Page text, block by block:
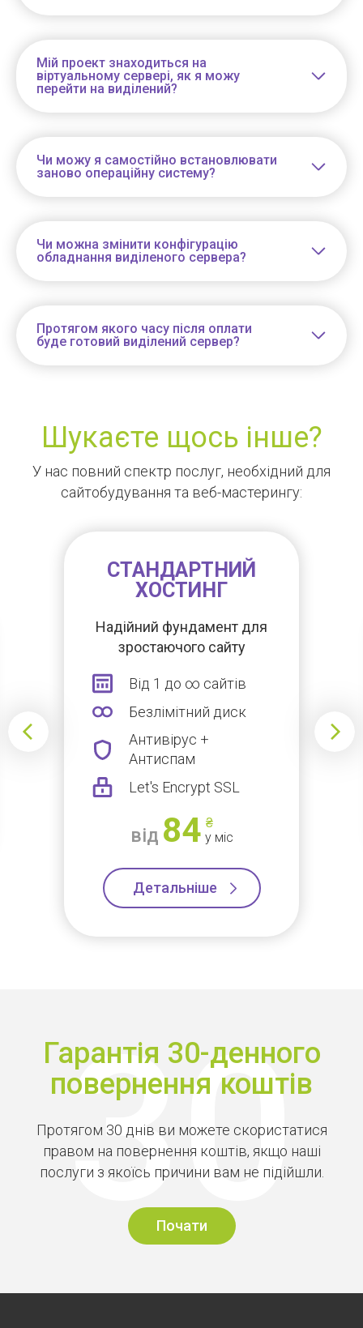
Мій проект знаходиться на
віртуальному сервері, як я можу
перейти на виділений?
Чи можу я самостійно встановлювати
заново операційну систему?
Чи можна змінити конфігурацію
обладнання виділеного сервера?
Протягом якого часу після оплати
буде готовий виділений сервер?
Шукаєте щось інше?
У нас повний спектр послуг, необхідний для
сайтобудування та веб-мастерингу:
СТАНДАРТНИЙ
ХОСТИНГ
Надійний фундамент для
зростаючого сайту
Від 1 до ∞ сайтів
Безлімітний диск
Антивірус +
Антиспам
Let's Encrypt SSL
від 84 ₴
у міс
Детальніше
Гарантія 30-денного
повернення коштів
Протягом 30 днів ви можете скористатися
правом на повернення коштів, якщо наші
послуги з якоїсь причини вам не підійшли.
Почати